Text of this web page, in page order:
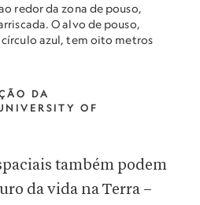
redor da zona de pouso,
O alvo de pouso,
azul, tem oito metros
DA
OF
também podem
da vida na Terra –